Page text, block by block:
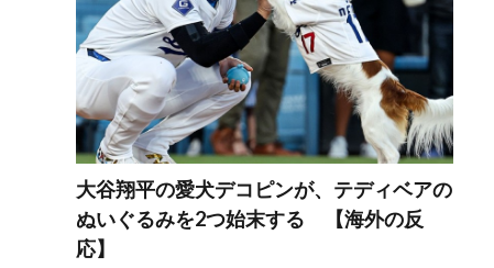
大谷翔平の愛犬デコピンが、テディベアの
ぬいぐるみを2つ始末する 【海外の反
応】